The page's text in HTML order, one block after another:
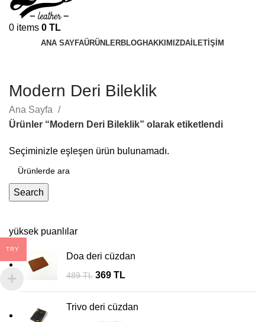
0 items 0 TL
ANA SAYFAÜRÜNLERBLOGHAKKIMIZDA İLETIŞIM
Modern Deri Bileklik
yüksek puanlılar
Doa deri cüzdan
489TL Orijinal
fiyat:
489 TL.
369 TL
andaki
fiyat:
Trivo deri cüzdan
Ana Sayfa
Ürünler “Modern Deri Bileklik” olarak etiketlendi
Seçiminizle eşleşen ürün bulunamadı.
Search
TRY